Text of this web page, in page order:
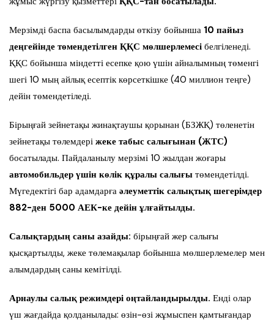
Мерзімді баспа басылымдарды өткізу бойынша 10 пайыз
деңгейінде төмендетілген ҚҚС мөлшерлемесі белгіленеді.
ҚҚС бойынша міндетті есепке қою үшін айналымның төменгі
шегі 10 мың айлық есептік көрсеткішке (40 миллион теңге)
дейін төмендетіледі.
Бірыңғай зейнетақы жинақтаушы қорынан (БЗЖҚ) төленетін
зейнетақы төлемдері жеке табыс салығынан (ЖТС)
босатылады. Пайдаланылу мерзімі 10 жылдан жоғары
автомобильдер үшін көлік құралы салығы төмендетілді.
Мүгедектігі бар адамдарға әлеуметтік салықтық шегерімдер
882-ден 5000 АЕК-ке дейін ұлғайтылды.
Салықтардың саны азайды: бірыңғай жер салығы
қысқартылды, жеке төлемақылар бойынша мөлшерлемелер мен
алымдардың саны кемітілді.
Арнаулы салық режимдері оңтайландырылды. Енді олар
үш жағдайда қолданылады: өзін-өзі жұмыспен қамтығандар